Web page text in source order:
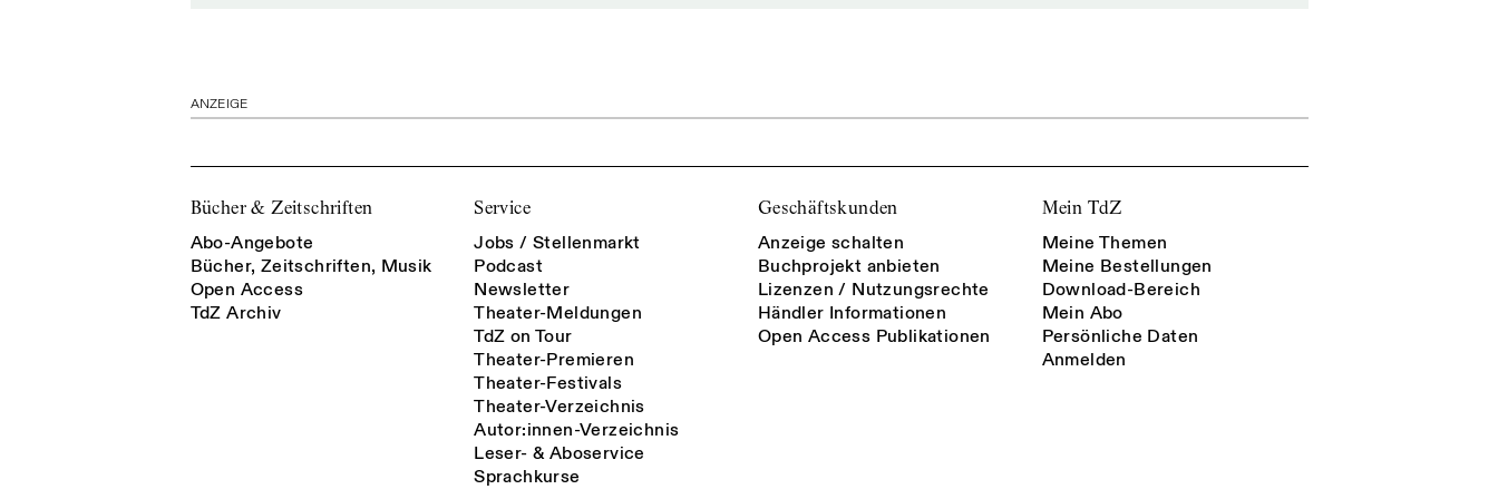
ANZEIGE
Bücher & Zeitschriften
Abo-Angebote
Bücher, Zeitschriften, Musik
Open Access
TdZ Archiv
Service
Jobs / Stellenmarkt
Podcast
Newsletter
Theater-Meldungen
TdZ on Tour
Theater-Premieren
Theater-Festivals
Theater-Verzeichnis
Autor:innen-Verzeichnis
Leser- & Aboservice
Sprachkurse
Geschäftskunden
Anzeige schalten
Buchprojekt anbieten
Lizenzen / Nutzungsrechte
Händler Informationen
Open Access Publikationen
Mein TdZ
Meine Themen
Meine Bestellungen
Download-Bereich
Mein Abo
Persönliche Daten
Anmelden